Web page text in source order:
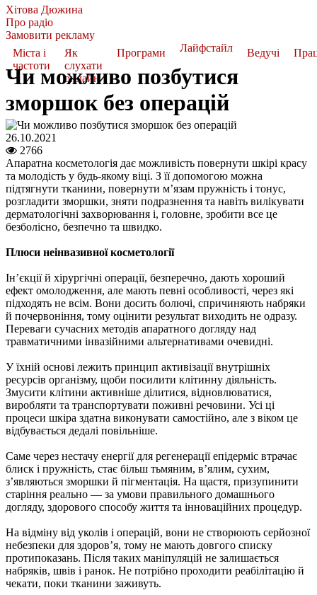
Хітова Дюжина
Про радіо
Замовити рекламу
Міста і
частоти
Як
слухати
онлайн
Програми Лайфстайл Ведучі
Чи можливо позбутися
зморшок без операцій
26.10.2021
2766
Апаратна косметологія дає можливість повернути шкірі красу
та молодість у будь-якому віці. З її допомогою можна
підтягнути тканини, повернути м’язам пружність і тонус,
розгладити зморшки, зняти подразнення та навіть вилікувати
дерматологічні захворювання і, головне, зробити все це
безболісно, безпечно та швидко.
Плюси неінвазивної косметології
Ін’єкції й хірургічні операції, безперечно, дають хороший
ефект омолодження, але мають певні особливості, через які
підходять не всім. Вони досить болючі, спричиняють набряки
й почервоніння, тому оцінити результат виходить не одразу.
Переваги сучасних методів апаратного догляду над
травматичними інвазійними альтернативами очевидні.
У їхній основі лежить принцип активізації внутрішніх
ресурсів організму, щоби посилити клітинну діяльність.
Змусити клітини активніше ділитися, відновлюватися,
виробляти та транспортувати поживні речовини. Усі ці
процеси шкіра здатна виконувати самостійно, але з віком це
відбувається дедалі повільніше.
Саме через нестачу енергії для регенерації епідерміс втрачає
блиск і пружність, стає більш тьмяним, в’ялим, сухим,
з’являються зморшки й пігментація. На щастя, призупинити
старіння реально — за умови правильного домашнього
догляду, здорового способу життя та інноваційних процедур.
На відміну від уколів і операцій, вони не створюють серйозної
небезпеки для здоров’я, тому не мають довгого списку
протипоказань. Після таких маніпуляцій не залишається
набряків, швів і ранок. Не потрібно проходити реабілітацію й
чекати, поки тканини заживуть.